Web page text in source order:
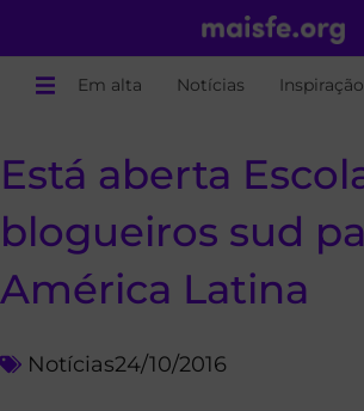
Em alta Notícias Inspiração
Está aberta
blogueiros sud
América Latina
Notícias24/10/2016